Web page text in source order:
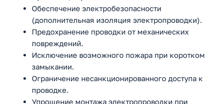
Обеспечение электробезопасности
(дополнительная изоляция электропроводки).
Предохранение проводки от механических
повреждений.
Исключение возможного пожара при коротком
замыкании.
Ограничение несанкционированного доступа к
проводке.
Упрощение монтажа электропроводки при